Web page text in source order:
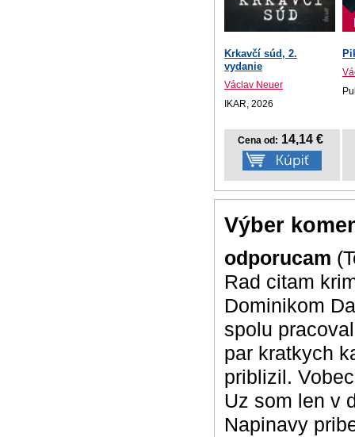
Krkavčí súd, 2.
vydanie
Václav Neuer
IKAR, 2026
Cena od: 14,14 €
Výber
odporucam
Rad citam
Dominikom
spolu
par kratkych
priblizil.
Uz som len v
Napinavy